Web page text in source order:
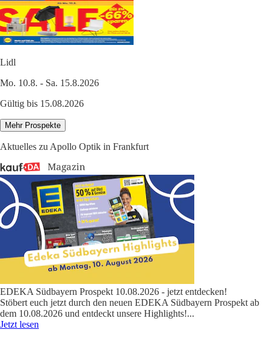
Lidl
Mo. 10.8. - Sa. 15.8.2026
Gültig bis 15.08.2026
Mehr Prospekte
Aktuelles zu Apollo Optik in Frankfurt
EDEKA Südbayern Prospekt 10.08.2026 - jetzt entdecken!
Stöbert euch jetzt durch den neuen EDEKA Südbayern Prospekt ab
dem 10.08.2026 und entdeckt unsere Highlights!...
Jetzt lesen